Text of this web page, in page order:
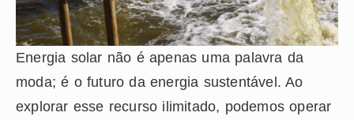
Energia solar não é apenas uma palavra da
moda; é o futuro da energia sustentável. Ao
explorar esse recurso ilimitado, podemos operar